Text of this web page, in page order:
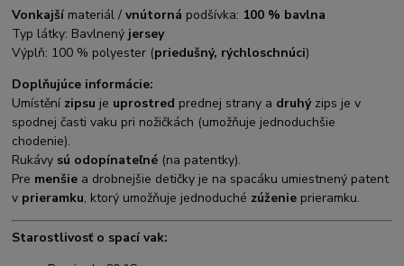
Vonkajší materiál /vnútorná podšívka: 100 % bavlna
Typ látky: Bavlnený jersey
Výplň: 100 % polyester (priedušný, rýchloschnúci)
Doplňujúce informácie:
Umístění zipsu je uprostred prednej strany a druhý zips je v
spodnej časti vaku pri nožičkách (umožňuje jednoduchšie
chodenie).
Rukávy sú odopínateľné (na patentky).
Pre menšie a drobnejšie detičky je na spacáku umiestnený patent
v prieramku, ktorý umožňuje jednoduché zúženie prieramku.
Starostlivosť o spací vak: